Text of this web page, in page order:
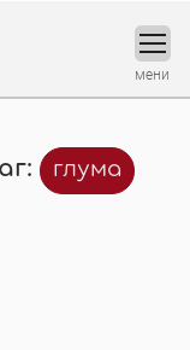
мени
глума